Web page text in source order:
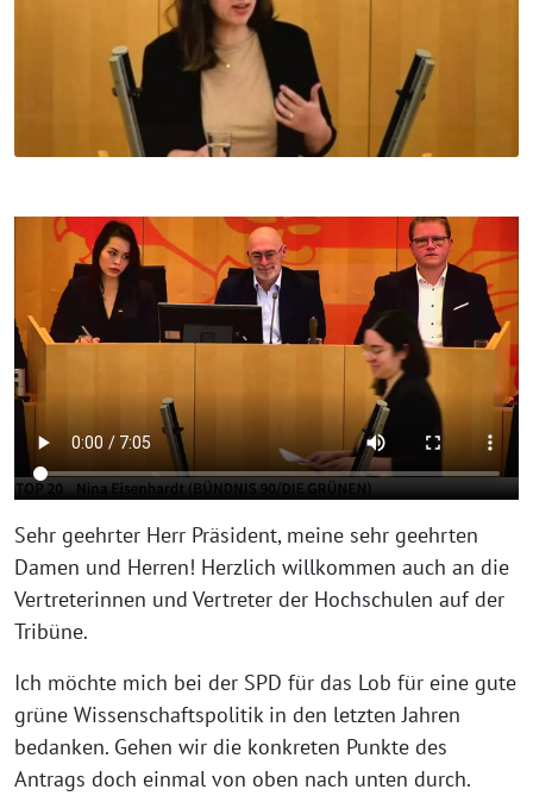
Sehr geehrter Herr Präsident, meine sehr geehrten
Damen und Herren! Herzlich willkommen auch an die
Vertreterinnen und Vertreter der Hochschulen auf der
Tribüne.
Ich möchte mich bei der SPD für das Lob für eine gute
grüne Wissenschaftspolitik in den letzten Jahren
bedanken. Gehen wir die konkreten Punkte des
Antrags doch einmal von oben nach unten durch.